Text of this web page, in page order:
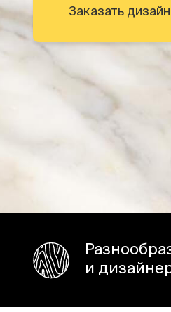
Заказать
и